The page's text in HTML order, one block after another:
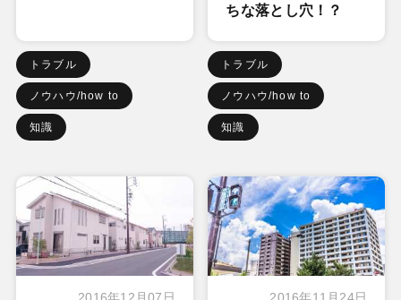
トラブル
ノウハウ/how to
知識
ちな落とし穴！？
トラブル
ノウハウ/how to
知識